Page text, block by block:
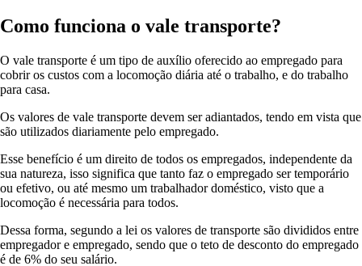
Como funciona o vale transporte?
O vale transporte é um tipo de auxílio oferecido ao empregado para
cobrir os custos com a locomoção diária até o trabalho, e do trabalho
para casa.
Os valores de vale transporte devem ser adiantados, tendo em vista que
são utilizados diariamente pelo empregado.
Esse benefício é um direito de todos os empregados, independente da
sua natureza, isso significa que tanto faz o empregado ser temporário
ou efetivo, ou até mesmo um trabalhador doméstico, visto que a
locomoção é necessária para todos.
Dessa forma, segundo a lei os valores de transporte são divididos entre
empregador e empregado, sendo que o teto de desconto do empregado
é de 6% do seu salário.